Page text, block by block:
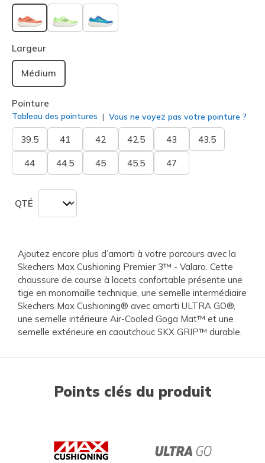
sélectionné
Largeur
Médium
Pointure
Tableau des pointures Vous ne voyez pas votre pointure ?
39.5 41 42 42.5 43 43.5
44 44.5 45 45.5 47
QTÉ
Ajoutez encore plus d’amorti à votre parcours avec la
Skechers Max Cushioning Premier 3™ - Valaro. Cette
chaussure de course à lacets confortable présente une
tige en monomaille technique, une semelle intermédiaire
Skechers Max Cushioning® avec amorti ULTRA GO®,
une semelle intérieure Air-Cooled Goga Mat™ et une
semelle extérieure en caoutchouc SKX GRIP™ durable.
Points clés du produit